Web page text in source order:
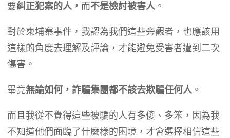
要糾正犯案的人， 而不是檢討被害人。
​對於柬埔寨事件，我認為我們這些旁觀者，也應該用
這樣的角度去理解及評論，才能避免受害者遭到二次
傷害。
​畢竟無論如何，詐騙集團都不該去欺騙任何人。
​而且我從不覺得這些被騙的人有多傻、多笨，因為我
不知道他們面臨了什麼樣的困境，才會選擇相信這些